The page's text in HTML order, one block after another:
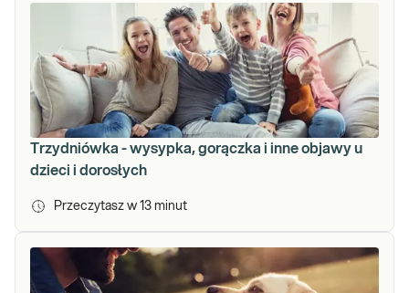
Trzydniówka - wysypka, gorączka i inne objawy u
dzieci i dorosłych
Przeczytasz w 13 minut